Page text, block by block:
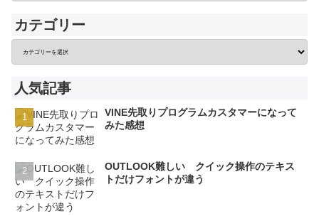
カテゴリー
人気記事
VINE先取りプログラムカスタマーになって
みた感想
OUTLOOK難しい クイック操作のテキス
トだけフォントが違う